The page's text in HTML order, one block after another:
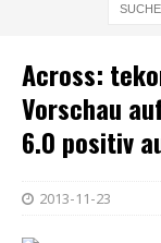
Across:
Vorschau
6.0 positiv
2013-11-23